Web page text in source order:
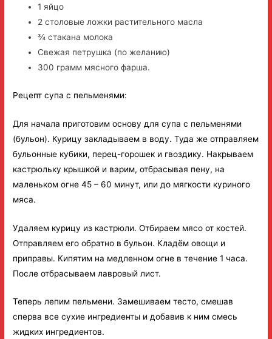
1 яйцо
2 столовые ложки растительного масла
¾ стакана молока
Свежая петрушка (по желанию)
300 грамм мясного фарша.
Рецепт супа с пельменями:
Для начала приготовим основу для супа с пельменями
(бульон). Курицу закладываем в воду. Туда же отправляем
бульонные кубики, перец-горошек и гвоздику. Накрываем
кастрюльку крышкой и варим, отбрасывая пену, на
маленьком огне 45 – 60 минут, или до мягкости куриного
мяса.
Удаляем курицу из кастрюли. Отбираем мясо от костей.
Отправляем его обратно в бульон. Кладём овощи и
приправы. Кипятим на медленном огне в течение 1 часа.
После отбрасываем лавровый лист.
Теперь лепим пельмени. Замешиваем тесто, смешав
сперва все сухие ингредиенты и добавив к ним смесь
жидких ингредиентов.